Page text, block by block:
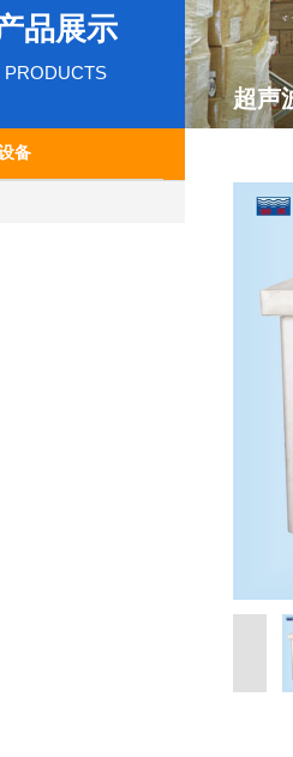
品展示
PRODUCTS
备
超声